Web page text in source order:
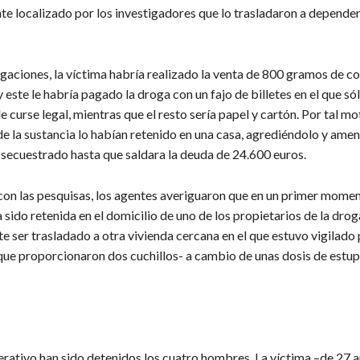
localizado por los investigadores que lo trasladaron a
la víctima habría realizado la venta de 800 gramos de
le habría pagado la droga con un fajo de billetes en el que
curse legal, mientras que el resto sería papel y cartón. Por tal
la sustancia lo habían retenido en una casa, agrediéndolo y
hasta que saldara la deuda de 24.600 euros.
las pesquisas, los agentes averiguaron que en un primer
retenida en el domicilio de uno de los propietarios de la
ser trasladado a otra vivienda cercana en el que estuvo vigilado
proporcionaron dos cuchillos- a cambio de unas dosis de